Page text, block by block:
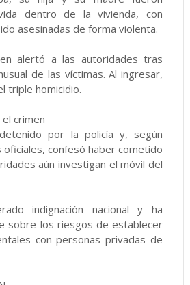
dentro de la vivienda, con
asesinadas de forma violenta.
alertó a las autoridades tras
de las víctimas. Al ingresar,
triple homicidio.
crimen
por la policía y, según
confesó haber cometido
aún investigan el móvil del
indignación nacional y ha
sobre los riesgos de establecer
con personas privadas de